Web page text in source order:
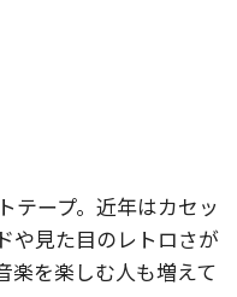
テープ。近年はカセッ
や見た目のレトロさが
楽を楽しむ人も増えて